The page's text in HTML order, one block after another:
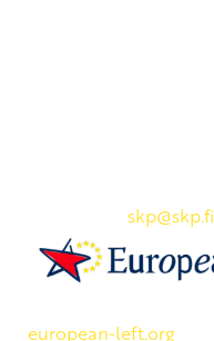
skp@skp.fi
european-left.org